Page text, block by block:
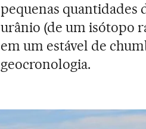
pequenas quantidades
urânio (de um isótopo
em um estável de
geocronologia.